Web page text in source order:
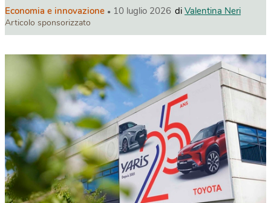
Economia e innovazione 10 luglio 2026 di Valentina Neri
Articolo sponsorizzato